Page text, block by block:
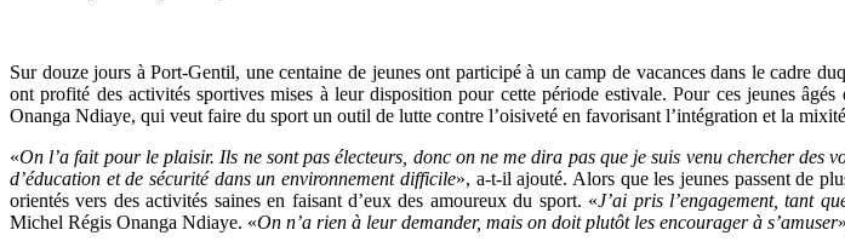
Sur douze jours à Port-Gentil, une centaine de jeunes ont participé à un camp de vacances dans le
ont profité des activités sportives mises à leur disposition pour cette période estivale. Pour ces jeunes
Onanga Ndiaye, qui veut faire du sport un outil de lutte contre l’oisiveté en favorisant l’intégration et la
«On l’a fait pour le plaisir. Ils ne sont pas électeurs, donc on ne me dira pas que je suis venu chercher des
d’éducation et de sécurité dans un environnement difficile», a-t-il ajouté. Alors que les jeunes passent de
orientés vers des activités saines en faisant d’eux des amoureux du sport. «J’ai pris l’engagement, tant
Michel Régis Onanga Ndiaye. «On n’a rien à leur demander, mais on doit plutôt les encourager à s’amuser